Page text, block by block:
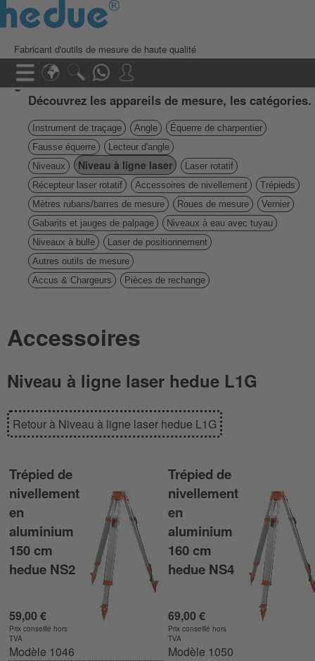
Fabricant d'outils de mesure de haute qualité
Découvrez les appareils de mesure, les catégories.
Instrument de traçage Angle
Équerre de charpentier
Fausse équerre
Lecteur d'angle
Niveaux
Niveau à ligne laser
Laser rotatif
Récepteur laser rotatif
Accessoires de nivellement
Trépieds
Mètres rubans/barres de mesure
Roues de mesure
Vernier
Gabarits et jauges de palpage
Niveaux à eau avec tuyau
Niveaux à bulle
Laser de positionnement
Autres outils de mesure
Accus & Chargeurs
Pièces de rechange
Accessoires
Niveau à ligne laser hedue L1G
Retour à Niveau à ligne laser hedue L1G
Trépied de
nivellement
en
aluminium
150 cm
hedue NS2
59,00 €
Prix conseillé hors
TVA
Modèle 1046
Trépied de
nivellement
en
aluminium
160 cm
hedue NS4
69,00 €
Prix conseillé hors
TVA
Modèle 1050